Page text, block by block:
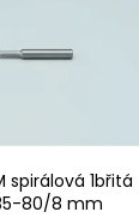
spirálová 1břitá
80/8 mm